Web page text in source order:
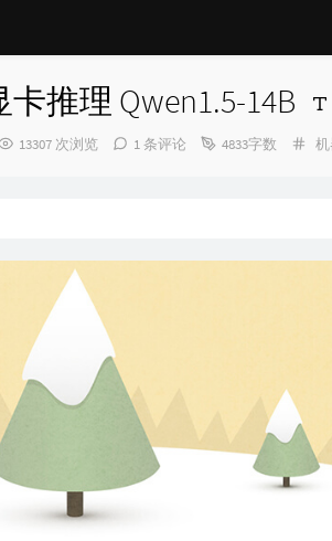
推理 Qwen1.5-14B
13307 次浏览 1 条评论 4833字数
分